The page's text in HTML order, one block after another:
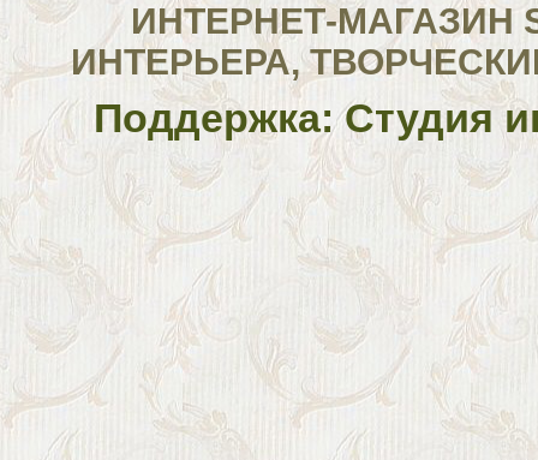
ИНТЕРНЕТ-МАГАЗИН
ИНТЕРЬЕРА,
Поддержка: Студия